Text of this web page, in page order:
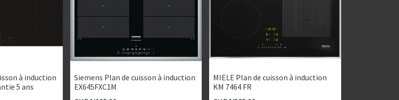
à induction
5 ans
Siemens Plan de cuisson à induction
EX645FXC1M
MIELE Plan de cuisson à induction
KM 7464 FR